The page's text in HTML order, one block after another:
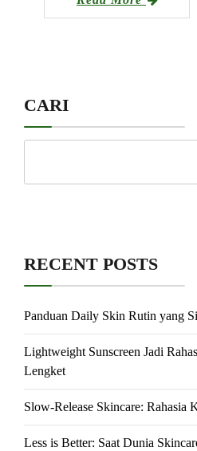
CARI
RECENT POSTS
Panduan Daily Skin Rutin yang
Lightweight Sunscreen Jadi
Lengket
Slow-Release Skincare: Rahasia
Less is Better: Saat Dunia